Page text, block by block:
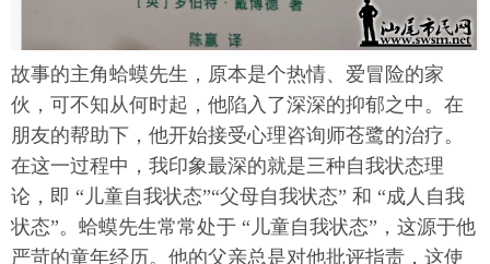
故事的主角蛤蟆先生，原本是个热情、爱冒险的家
伙，可不知从何时起，他陷入了深深的抑郁之中。在
朋友的帮助下，他开始接受心理咨询师苍鹭的治疗。
在这一过程中，我印象最深的就是三种自我状态理
论，即 “儿童自我状态”“父母自我状态” 和 “成人自我
状态”。蛤蟆先生常常处于 “儿童自我状态”，这源于他
严苛的童年经历。他的父亲总是对他批评指责，这使